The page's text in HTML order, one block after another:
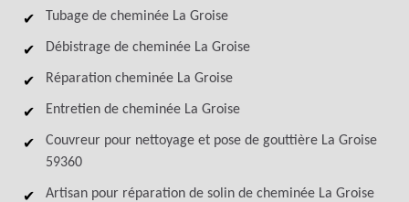
Tubage de cheminée La Groise
Débistrage de cheminée La Groise
Réparation cheminée La Groise
Entretien de cheminée La Groise
Couvreur pour nettoyage et pose de gouttière La Groise
59360
Artisan pour réparation de solin de cheminée La Groise